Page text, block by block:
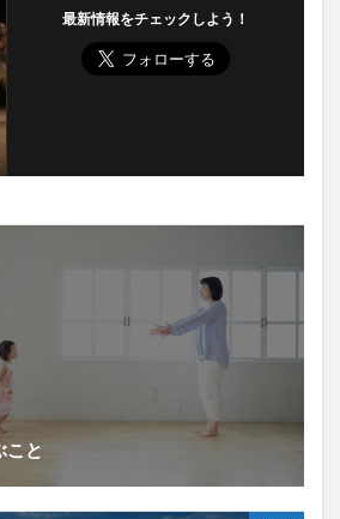
最新情報をチェックしよう！
こと